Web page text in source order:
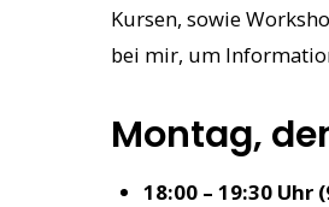
Kursen, sowie
bei mir, um
Montag,
18:00 – 19:30 Uhr